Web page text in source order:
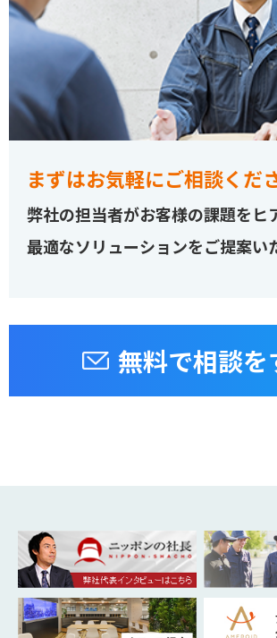
まずはお気軽にご相談くだ
弊社の担当者がお客様の課題をヒ
最適なソリューションをご提案い
無料で相談を